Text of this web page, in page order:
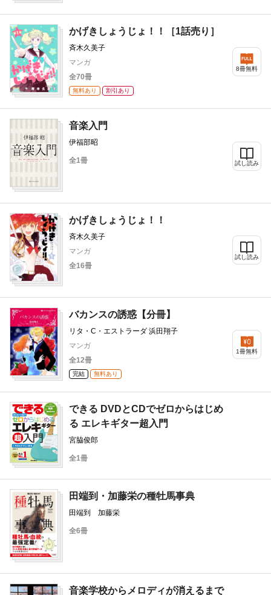
かげきしょうじょ！！［1話売り］
斉木久美子
マンガ
全70冊
無料あり 割引あり
8冊無料
音楽入門
伊福部昭
全1冊 試し読み
かげきしょうじょ！！
斉木久美子
マンガ
全16冊
試し読み
バカンスの誘惑【分冊】
リタ・C・エストラーダ 浜田翔子
マンガ
全12冊
完結 無料あり
1冊無料
できる DVDとCDでゼロからはじめ
る エレキギター超入門
宮脇俊郎
全1冊
田端到・加藤栄の種牡馬事典
田端到 加藤栄
全6冊
音楽学校からメロディが消えるまで